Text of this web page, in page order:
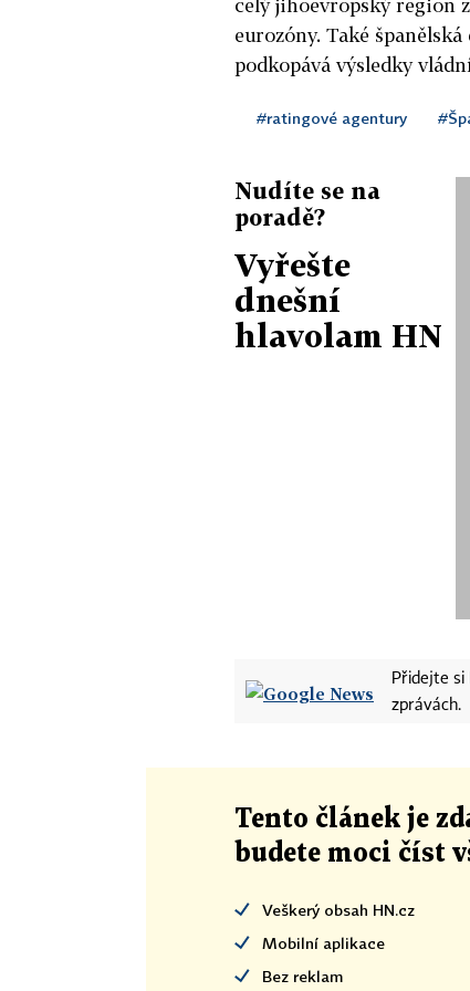
celý jihoevropský region
eurozóny. Také
podkopává výsledky
#ratingové agentury
Nudíte se na
poradě?
Vyřešte
dnešní
hlavolam HN
Přidejte si
zprávách.
Tento článek je
budete moci číst
Veškerý obsah HN.cz
Mobilní aplikace
Bez reklam